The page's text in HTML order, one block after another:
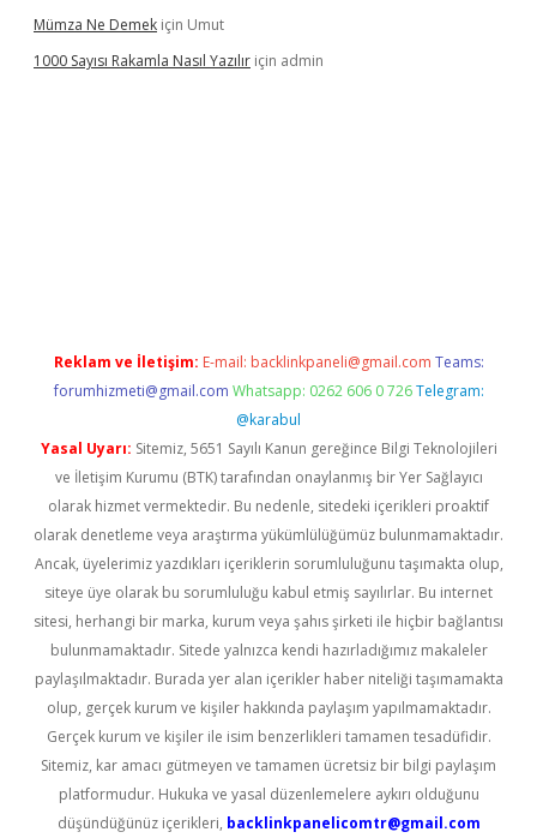
Mümza Ne Demek için Umut
1000 Sayısı Rakamla Nasıl Yazılır için admin
Reklam ve İletişim: E-mail: backlinkpaneli@gmail.com Teams:
forumhizmeti@gmail.com Whatsapp: 0262 606 0 726 Telegram:
@karabul
Yasal Uyarı: Sitemiz, 5651 Sayılı Kanun gereğince Bilgi Teknolojileri
ve İletişim Kurumu (BTK) tarafından onaylanmış bir Yer Sağlayıcı
olarak hizmet vermektedir. Bu nedenle, sitedeki içerikleri proaktif
olarak denetleme veya araştırma yükümlülüğümüz bulunmamaktadır.
Ancak, üyelerimiz yazdıkları içeriklerin sorumluluğunu taşımakta olup,
siteye üye olarak bu sorumluluğu kabul etmiş sayılırlar. Bu internet
sitesi, herhangi bir marka, kurum veya şahıs şirketi ile hiçbir bağlantısı
bulunmamaktadır. Sitede yalnızca kendi hazırladığımız makaleler
paylaşılmaktadır. Burada yer alan içerikler haber niteliği taşımamakta
olup, gerçek kurum ve kişiler hakkında paylaşım yapılmamaktadır.
Gerçek kurum ve kişiler ile isim benzerlikleri tamamen tesadüfidir.
Sitemiz, kar amacı gütmeyen ve tamamen ücretsiz bir bilgi paylaşım
platformudur. Hukuka ve yasal düzenlemelere aykırı olduğunu
düşündüğünüz içerikleri, backlinkpanelicomtr@gmail.com